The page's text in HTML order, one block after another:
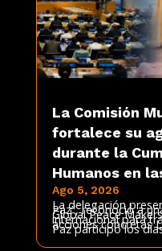
La Comisión
fortalece su
durante la
Humanos en
Ago 5, 2026
La delegación
Paz”, reconoció a
Global Peace
internacional para
acciones concretas
Paz participó los